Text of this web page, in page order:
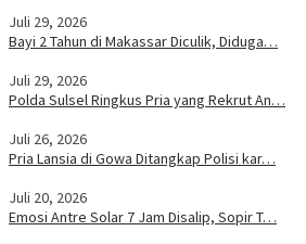
Juli 29, 2026
Bayi 2 Tahun di Makassar Diculik, Diduga…
Juli 29, 2026
Polda Sulsel Ringkus Pria yang Rekrut An…
Juli 26, 2026
Pria Lansia di Gowa Ditangkap Polisi kar…
Juli 20, 2026
Emosi Antre Solar 7 Jam Disalip, Sopir T…